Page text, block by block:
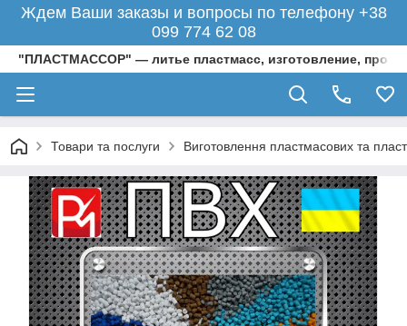
Ждем Ваши заказы и вопросы по телефону +38
099 774 62 08
"ПЛАСТМАССОР" — литье пластмасс, изготовление,
Товари та послуги Виготовлення пластмасових та